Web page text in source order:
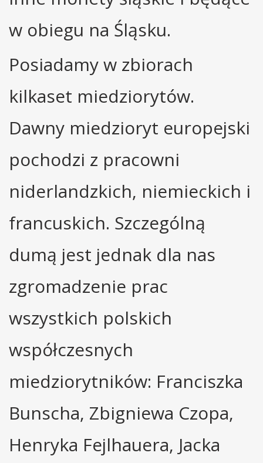
w obiegu na Śląsku.
Posiadamy w zbiorach
kilkaset miedziorytów.
Dawny miedzioryt europejski
pochodzi z pracowni
niderlandzkich, niemieckich i
francuskich. Szczególną
dumą jest jednak dla nas
zgromadzenie prac
wszystkich polskich
współczesnych
miedziorytników: Franciszka
Bunscha, Zbigniewa Czopa,
Henryka Fejlhauera, Jacka